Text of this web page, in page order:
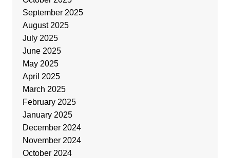
September 2025
August 2025
July 2025
June 2025
May 2025
April 2025
March 2025
February 2025
January 2025
December 2024
November 2024
October 2024